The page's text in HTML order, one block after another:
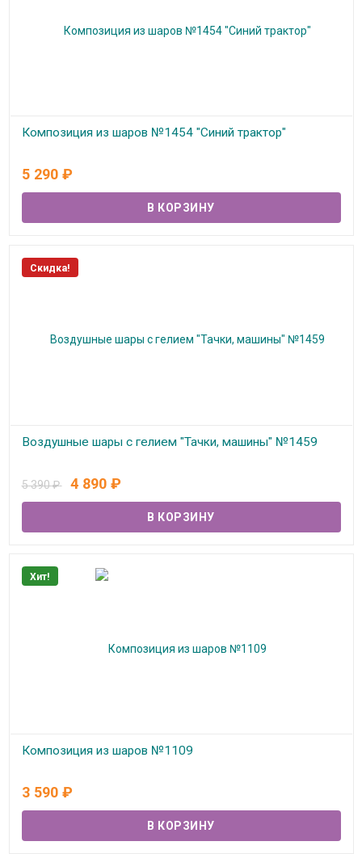
Композиция из шаров №1454 "Синий трактор"
5 290 ₽
Скидка!
Воздушные шары с гелием "Тачки, машины" №1459
5 390₽ 4 890 ₽
Хит!
Композиция из шаров №1109
3 590 ₽